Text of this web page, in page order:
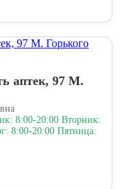
аптек, 97 М.
8:00-20:00 Вторник:
8:00-20:00 Пятница: